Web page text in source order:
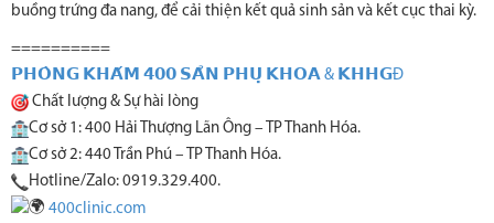
buồng trứng đa nang, để cải thiện kết quả sinh sản và kết cục thai kỳ.
==========
𝗣𝗛𝗢̀𝗡𝗚 𝗞𝗛𝗔́𝗠 𝟰𝟬𝟬 𝗦𝗔̉𝗡 𝗣𝗛𝗨̣ 𝗞𝗛𝗢𝗔 & 𝗞𝗛𝗛𝗚Đ
Chất lượng & Sự hài lòng
Cơ sở 1: 400 Hải Thượng Lãn Ông – TP Thanh Hóa.
Cơ sở 2: 440 Trần Phú – TP Thanh Hóa.
Hotline/Zalo: 0919.329.400.
400clinic.com